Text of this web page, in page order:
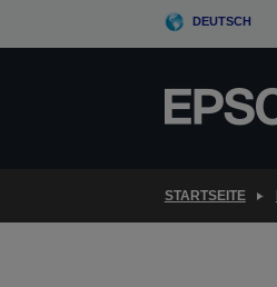
DEUTSCH
STARTSEITE